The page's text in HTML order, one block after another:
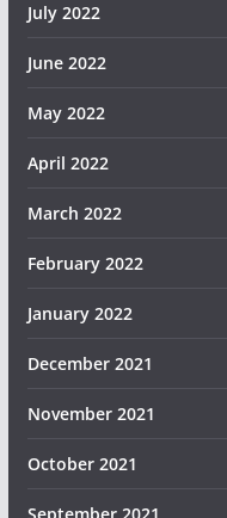
July 2022
June 2022
May 2022
April 2022
March 2022
February 2022
January 2022
December 2021
November 2021
October 2021